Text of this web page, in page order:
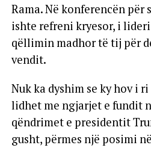
Rama. Në konferencën për
ishte refreni kryesor, i
qëllimin madhor të tij për
vendit.
Nuk ka dyshim se ky hov i
lidhet me ngjarjet e fundit
qëndrimet e presidentit
gusht, përmes një posimi